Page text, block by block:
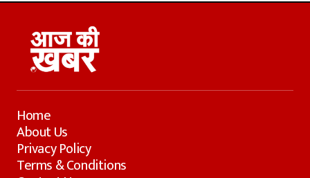
Home
About Us
Privacy Policy
Terms & Conditions